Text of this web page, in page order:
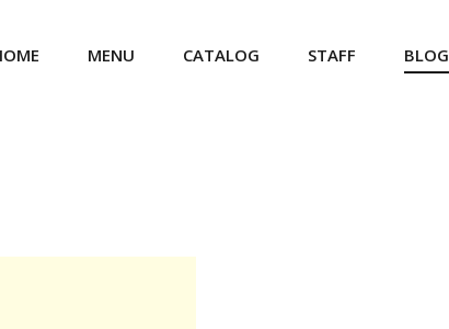
MENU CATALOG STAFF BLOG